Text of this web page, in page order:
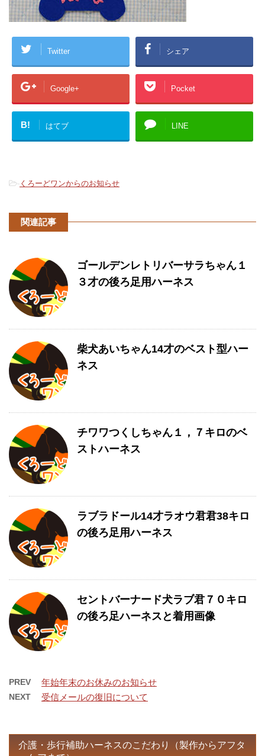
Twitter シェア
Google+ Pocket
B! はてブ LINE
- くろーどワンからのお知らせ
関連記事
ゴールデンレトリバーサラちゃん１
３才の後ろ足用ハーネス
柴犬あいちゃん14才のベスト型ハー
ネス
チワワつくしちゃん１，７キロのベ
ストハーネス
ラブラドール14才ラオウ君君38キロ
の後ろ足用ハーネス
セントバーナード犬ラブ君７０キロ
の後ろ足ハーネスと着用画像
PREV 年始年末のお休みのお知らせ
NEXT 受信メールの復旧について
介護・歩行補助ハーネスのこだわり（製作からアフタ